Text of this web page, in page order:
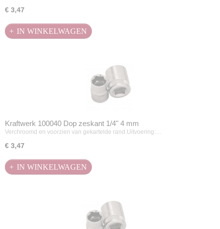
€ 3,47
IN WINKELWAGEN
Kraftwerk 100040 Dop zeskant 1/4" 4 mm
Verchroomd en voorzien van gekartelde rand.Uitvoering:…
€ 3,47
IN WINKELWAGEN